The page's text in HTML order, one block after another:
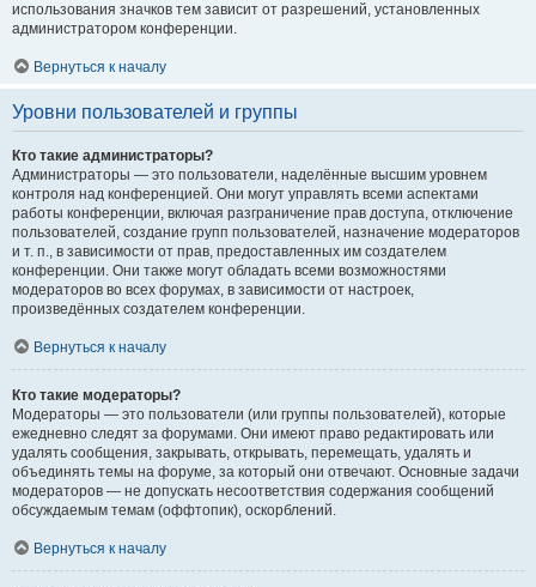
использования значков тем зависит от разрешений, установленных
администратором конференции.
Вернуться к началу
Уровни пользователей и группы
Кто такие администраторы?
Администраторы — это пользователи, наделённые высшим уровнем
контроля над конференцией. Они могут управлять всеми аспектами
работы конференции, включая разграничение прав доступа, отключение
пользователей, создание групп пользователей, назначение модераторов
и т. п., в зависимости от прав, предоставленных им создателем
конференции. Они также могут обладать всеми возможностями
модераторов во всех форумах, в зависимости от настроек,
произведённых создателем конференции.
Вернуться к началу
Кто такие модераторы?
Модераторы — это пользователи (или группы пользователей), которые
ежедневно следят за форумами. Они имеют право редактировать или
удалять сообщения, закрывать, открывать, перемещать, удалять и
объединять темы на форуме, за который они отвечают. Основные задачи
модераторов — не допускать несоответствия содержания сообщений
обсуждаемым темам (оффтопик), оскорблений.
Вернуться к началу